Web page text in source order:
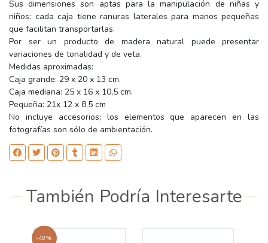
Sus dimensiones son aptas para la manipulación de niñas y
niños: cada caja tiene ranuras laterales para manos pequeñas
que facilitan transportarlas.
Por ser un producto de madera natural puede presentar
variaciones de tonalidad y de veta.
Medidas aproximadas:
Caja grande: 29 x 20 x 13 cm.
Caja mediana: 25 x 16 x 10,5 cm.
Pequeña: 21x 12 x 8,5 cm
No incluye accesorios; los elementos que aparecen en las
fotografías son sólo de ambientación.
También Podría Interesarte
-40%